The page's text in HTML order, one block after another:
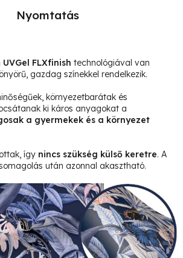
Nyomtatás
UVGel FLXfinish technológiával van
gazdag színekkel rendelkezik.
környezetbarátak és
ki káros anyagokat a
a gyermekek és a környezet
így nincs szükség külső keretre. A
után azonnal akasztható.